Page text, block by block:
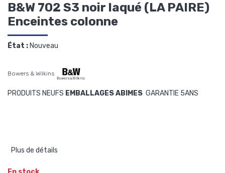
B&W 702 S3 noir laqué (LA PAIRE)
Enceintes colonne
État :Nouveau
Bowers & Wilkins
PRODUITS NEUFS EMBALLAGES ABIMES GARANTIE 5ANS
Plus de détails